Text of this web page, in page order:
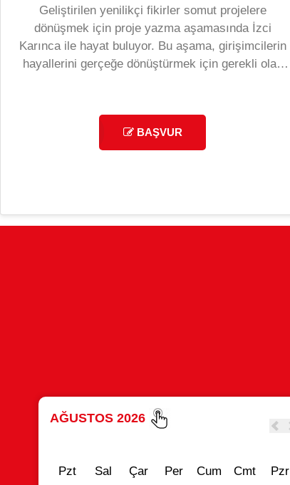
Geliştirilen yenilikçi fikirler somut projelere
dönüşmek için proje yazma aşamasında İzci
Karınca ile hayat buluyor. Bu aşama, girişimcilerin
hayallerini gerçeğe dönüştürmek için gerekli olan
etmeyi, hedeflerini netleştirmeyi ve etkili planlama
yapmayı öğreniyor. İzci Karınca’nın sağladığı
rehberlik ve destek sayesinde, her bir proje güçlü
gurur duyuyor ve bu ilham verici yolculuğu birlikte
BAŞVUR
AĞUSTOS 2026
Pzt Sal Çar Per Cum Cmt Pzr